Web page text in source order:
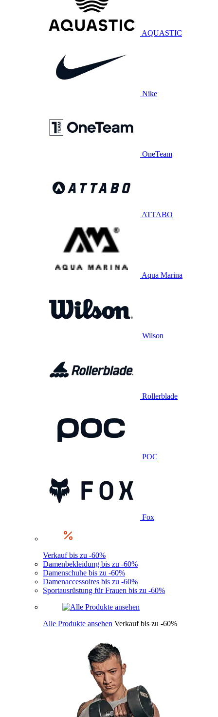
AQUASTIC
Nike
OneTeam
ATTABO
Aqua Marina
Wilson
Rollerblade
POC
Fox
Verkauf bis zu -60%
Damenbekleidung bis zu -60%
Damenschuhe bis zu -60%
Damenaccessoires bis zu -60%
Sportausrüstung für Frauen bis zu -60%
Alle Produkte ansehen Verkauf bis zu -60%